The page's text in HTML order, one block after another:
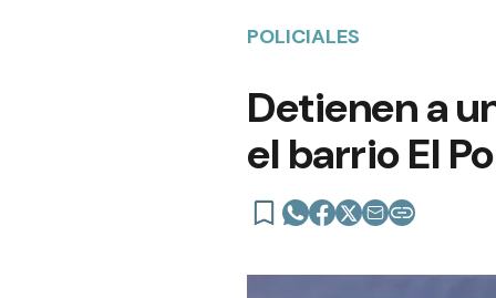
POLICIALES
Detienen a
el barrio El